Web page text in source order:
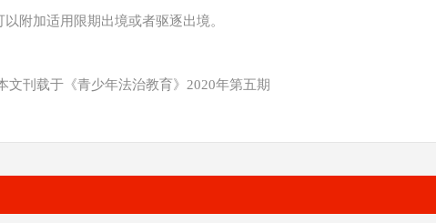
附加适用限期出境或者驱逐出境。
文刊载于《青少年法治教育》2020年第五期